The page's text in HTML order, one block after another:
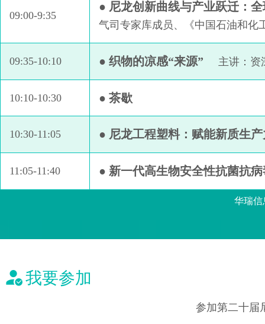
09:00-9:35
● 尼龙创新曲线与产业跃迁：
气司专家库成员、《中国石油和化
09:35-10:10 ● 织物的凉感“来源” 主讲：
10:10-10:30 ● 茶歇
10:30-11:05 ● 尼龙工程塑料：赋能新质生
11:05-11:40 ● 新一代高生物安全性抗菌抗
华瑞信
我要参加
参加第二十届